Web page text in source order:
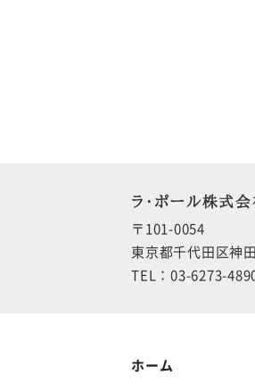
ラ・ポール株式会
〒101-0054
東京都千代田区神
TEL：03-6273-
ホーム